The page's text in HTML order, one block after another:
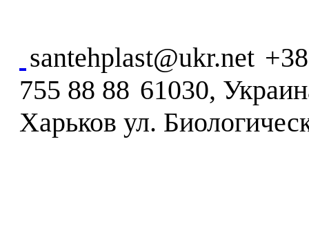
santehplast@ukr.net
755 88 88 61030,
Харьков ул.